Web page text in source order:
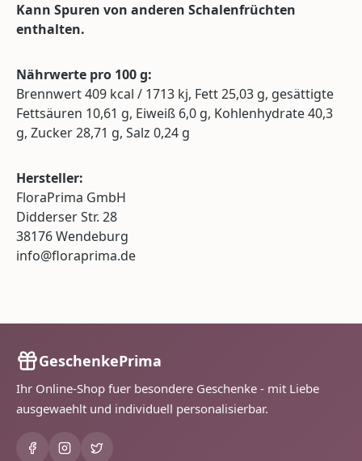
Kann Spuren von anderen Schalenfrüchten
enthalten.
Nährwerte pro 100 g:
Brennwert 409 kcal / 1713 kj, Fett 25,03 g, gesättigte
Fettsäuren 10,61 g, Eiweiß 6,0 g, Kohlenhydrate 40,3
g, Zucker 28,71 g, Salz 0,24 g
Hersteller:
FloraPrima GmbH
Didderser Str. 28
38176 Wendeburg
info@floraprima.de
GeschenkePrima
Ihr Online-Shop fuer besondere Geschenke - mit Liebe
ausgewaehlt und individuell personalisierbar.